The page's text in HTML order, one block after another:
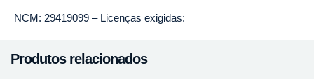
NCM: 29419099 – Licenças exigidas:
Produtos relacionados